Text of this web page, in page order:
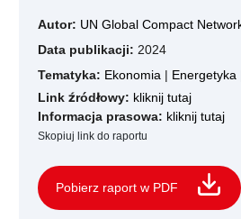
Autor: UN Global Compact
Data publikacji: 2024
Tematyka: Ekonomia | Energetyka
Link źródłowy: kliknij tutaj
Informacja prasowa: kliknij tutaj
Skopiuj link do raportu
Pobierz raport w PDF